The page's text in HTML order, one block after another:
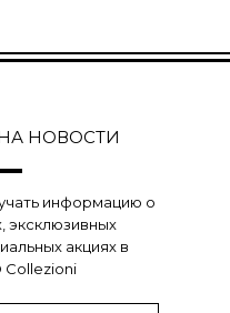
НОВОСТИ
информацию о
эксклюзивных
акциях в
Collezioni